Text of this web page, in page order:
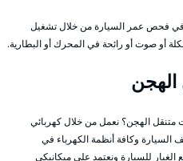
في فحص عمر السيارة من خلال تشغيل
أو صوت أو رائحة في المحرك أو البطارية.
الهجن
متنقل الهجن؟ نعمل من خلال كهربائي
وكافة أنظمة الكهرباء في
الغيار للسيارة ونعتمد على ميكانيكي